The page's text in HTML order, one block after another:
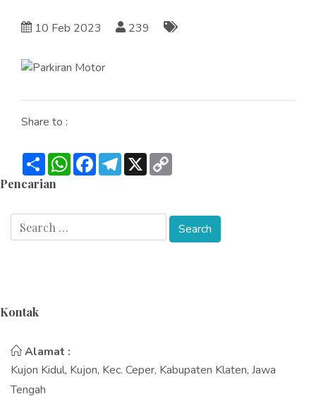
10 Feb 2023 239
Share to :
ShareWhatsApp
FacebookTelegram
X
Pencarian
Kontak
Alamat :
Kujon Kidul, Kujon, Kec. Ceper, Kabupaten Klaten, Jawa
Tengah